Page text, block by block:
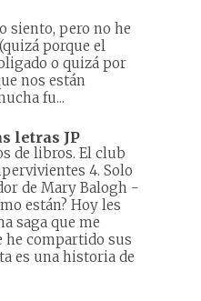
siento, pero no he
porque el
o quizá por
nos están
fu...
letras JP
de libros. El club
4. Solo
de Mary Balogh -
están? Hoy les
saga que me
he compartido sus
es una historia de